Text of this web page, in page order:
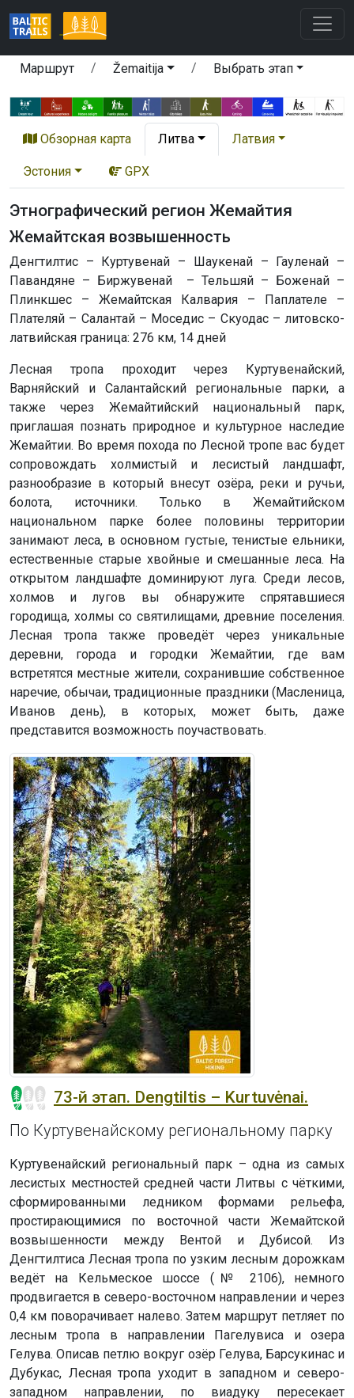
Маршрут Žemaitija Выбрать этап
Обзорная карта Литва Латвия
Эстония GPX
Этнографический регион Жемайтия
Жемайтская возвышенность
Денгтилтис – Куртувенай – Шаукенай – Гауленай –
Павандяне – Биржувенай – Тельшяй – Боженай –
Плинкшес – Жемайтская Калвария – Паплателе –
Плателяй – Салантай – Моседис – Скуодас – литовско-
латвийская граница: 276 км, 14 дней
Лесная тропа проходит через Куртувенайский,
Варняйский и Салантайский региональные парки, а
также через Жемайтийский национальный парк,
приглашая познать природное и культурное наследие
Жемайтии. Во время похода по Лесной тропе вас будет
сопровождать холмистый и лесистый ландшафт,
разнообразие в который внесут озёра, реки и ручьи,
болота, источники. Только в Жемайтийском
национальном парке более половины территории
занимают леса, в основном густые, тенистые ельники,
естественные старые хвойные и смешанные леса. На
открытом ландшафте доминируют луга. Среди лесов,
холмов и лугов вы обнаружите спрятавшиеся
городища, холмы со святилищами, древние поселения.
Лесная тропа также проведёт через уникальные
деревни, города и городки Жемайтии, где вам
встретятся местные жители, сохранившие собственное
наречие, обычаи, традиционные праздники (Масленица,
Иванов день), в которых, может быть, даже
представится возможность поучаствовать.
73-й этап. Dengtiltis – Kurtuvėnai.
По Куртувенайскому региональному парку
Куртувенайский региональный парк – одна из самых
лесистых местностей средней части Литвы с чёткими,
сформированными ледником формами рельефа,
простирающимися по восточной части Жемайтской
возвышенности между Вентой и Дубисой. Из
Денгтилтиса Лесная тропа по узким лесным дорожкам
ведёт на Кельмеское шоссе (№ 2106), немного
продвигается в северо-восточном направлении и через
0,4 км поворачивает налево. Затем маршрут петляет по
лесным тропа в направлении Пагелувиса и озера
Гелува. Описав петлю вокруг озёр Гелува, Барсукинас и
Дубукас, Лесная тропа уходит в западном и северо-
западном направлении, по виадуку пересекает